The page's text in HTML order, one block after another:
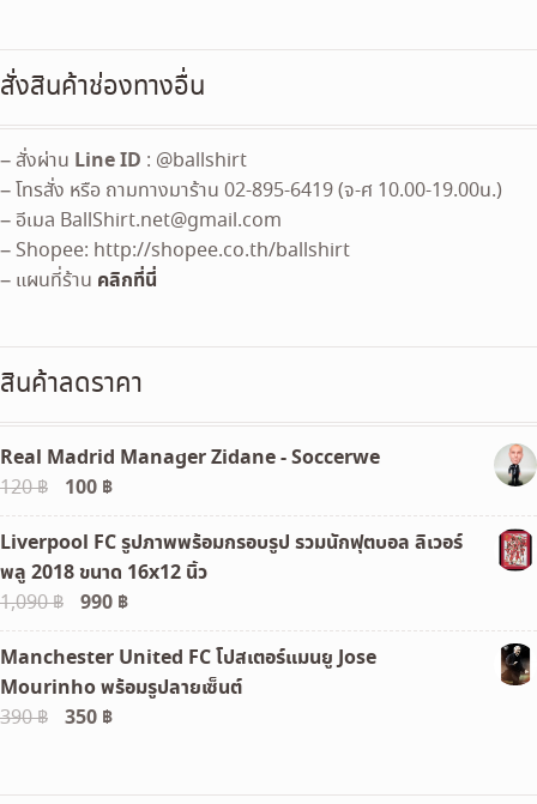
สั่งสินค้าช่องทางอื่น
– สั่งผ่าน Line ID : @ballshirt
– โทรสั่ง หรือ ถามทางมาร้าน 02-895-6419 (จ-ศ 10.00-19.00น.)
– อีเมล BallShirt.net@gmail.com
– Shopee: http://shopee.co.th/ballshirt
– แผนที่ร้าน คลิกที่นี่
สินค้าลดราคา
Real Madrid Manager Zidane - Soccerwe
120฿
Original
price
was:
120 ฿.
100 ฿Current
price
is:
100 ฿.
Liverpool FC รูปภาพพร้อมกรอบรูป รวมนักฟุตบอล ลิเวอร์
พลู 2018 ขนาด 16x12 นิ้ว
1,090฿
Original
price
was:
1,090 ฿.
990 ฿Current
price
is:
990 ฿.
Manchester United FC โปสเตอร์แมนยู Jose
Mourinho พร้อมรูปลายเซ็นต์
390฿
Original
350 ฿Current